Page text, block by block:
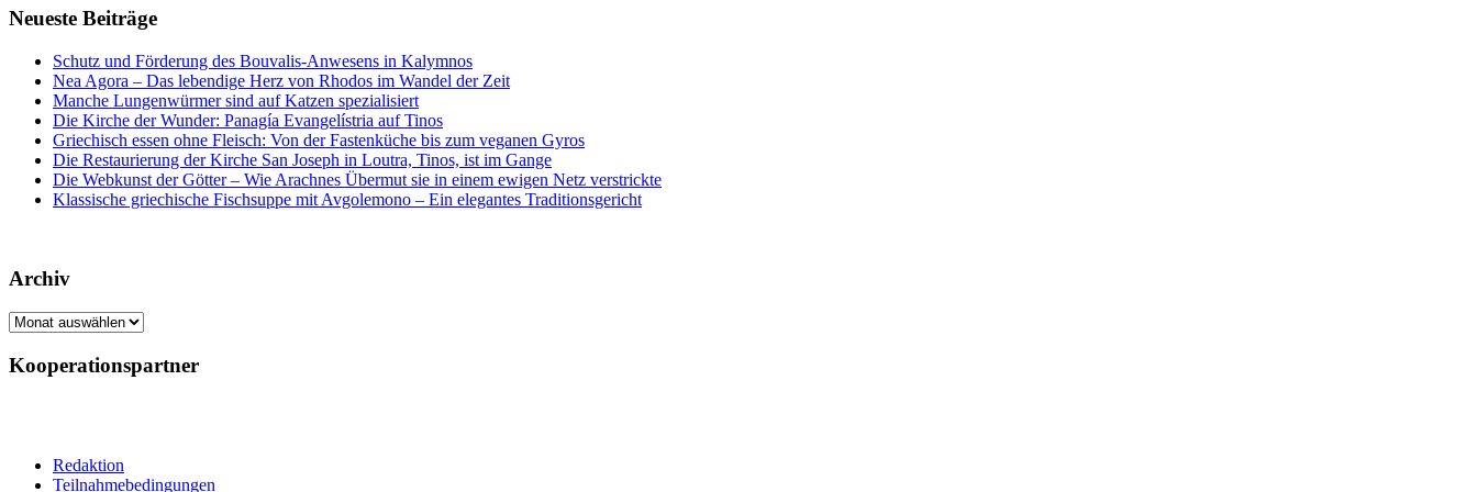
Neueste Beiträge
Schutz und Förderung des Bouvalis-Anwesens in Kalymnos
Nea Agora – Das lebendige Herz von Rhodos im Wandel der Zeit
Manche Lungenwürmer sind auf Katzen spezialisiert
Die Kirche der Wunder: Panagía Evangelístria auf Tinos
Griechisch essen ohne Fleisch: Von der Fastenküche bis zum veganen Gyros
Die Restaurierung der Kirche San Joseph in Loutra, Tinos, ist im Gange
Die Webkunst der Götter – Wie Arachnes Übermut sie in einem ewigen Netz verstrickte
Klassische griechische Fischsuppe mit Avgolemono – Ein elegantes Traditionsgericht
Archiv
Archiv
Kooperationspartner
Redaktion
Teilnahmebedingungen